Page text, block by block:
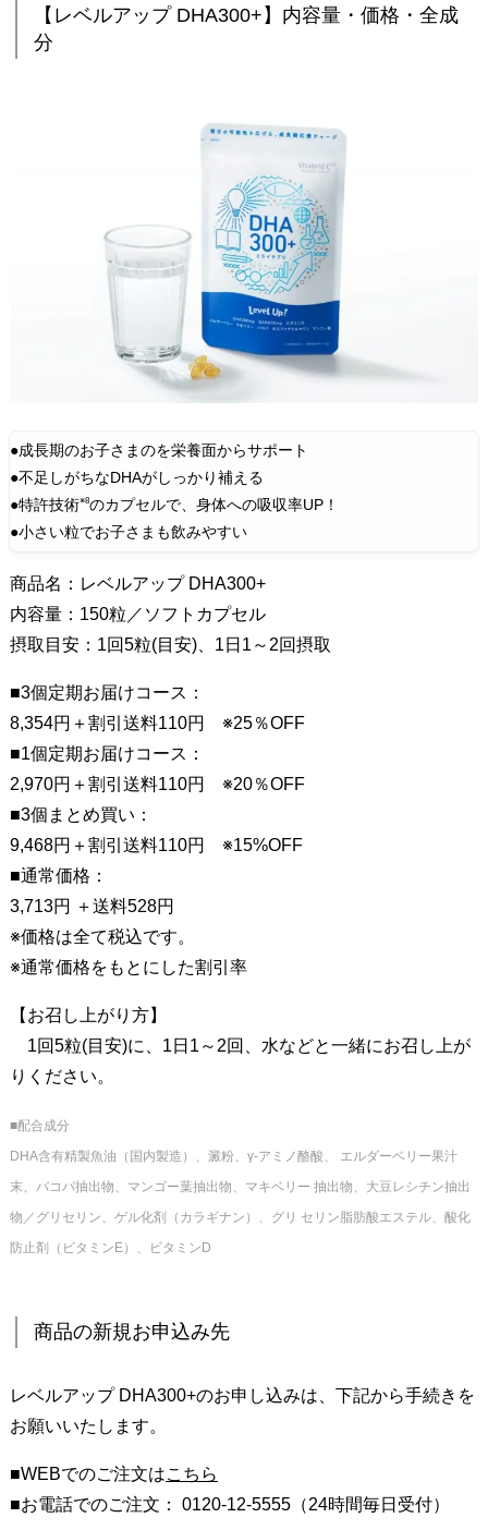
【
内
価
格
・
成
分
7
.
商
品
の
お
申
込
み
.
参
考
リ
【レベルアップ DHA300+】内容量・価格・全成
分
●成長期のお子さまのを栄養面からサポート
●不足しがちなDHAがしっかり補える
●特許技術※8のカプセルで、身体への吸収率UP！
●小さい粒でお子さまも飲みやすい
商品名：レベルアップ DHA300+
内容量：150粒／ソフトカプセル
摂取目安：1回5粒(目安)、1日1～2回摂取
■3個定期お届けコース：
8,354円＋割引送料110円 ※25％OFF
■1個定期お届けコース：
2,970円＋割引送料110円 ※20％OFF
■3個まとめ買い：
9,468円＋割引送料110円 ※15%OFF
■通常価格：
3,713円 ＋送料528円
※価格は全て税込です。
※通常価格をもとにした割引率
【お召し上がり方】
1回5粒(目安)に、1日1～2回、水などと一緒にお召し上が
りください。
■配合成分
DHA含有精製魚油（国内製造）、澱粉、γ-アミノ酪酸、 エルダーベリー果汁
末、バコパ抽出物、マンゴー葉抽出物、マキベリー 抽出物、大豆レシチン抽出
物／グリセリン、ゲル化剤（カラギナン）、グリ セリン脂肪酸エステル、酸化
防止剤（ビタミンE）、ビタミンD
商品の新規お申込み先
レベルアップ DHA300+のお申し込みは、下記から手続きを
お願いいたします。
■WEBでのご注文はこちら
■お電話でのご注文： 0120-12-5555（24時間毎日受付）